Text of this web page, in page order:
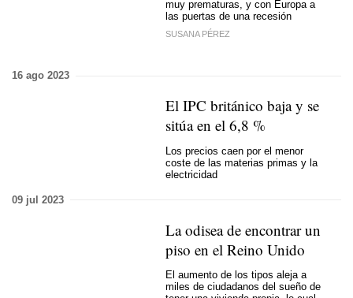
muy prematuras, y con Europa a
las puertas de una recesión
SUSANA PÉREZ
16 ago 2023
El IPC británico baja y se
sitúa en el 6,8 %
Los precios caen por el menor
coste de las materias primas y la
electricidad
09 jul 2023
La odisea de encontrar un
piso en el Reino Unido
El aumento de los tipos aleja a
miles de ciudadanos del sueño de